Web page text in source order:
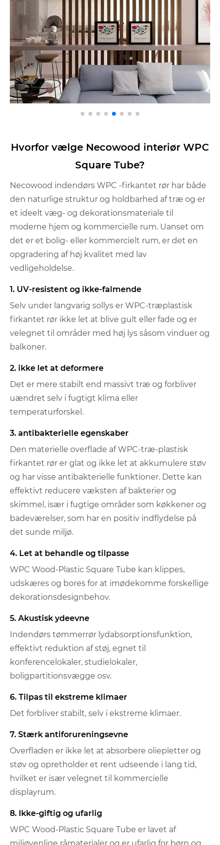
Hvorfor vælge Necowood interiør WPC
Square Tube?
Necowood indendørs WPC -firkantet rør har både
den naturlige struktur og holdbarhed af træ og er
et ideelt væg- og dekorationsmateriale til
moderne hjem og kommercielle rum. Uanset om
det er et bolig- eller kommercielt rum, er det en
opgradering af høj kvalitet med lav
vedligeholdelse.
1. UV-resistent og ikke-falmende
Selv under langvarig sollys er WPC-træplastisk
firkantet rør ikke let at blive gult eller fade og er
velegnet til områder med høj lys såsom vinduer og
balkoner.
2. ikke let at deformere
Det er mere stabilt end massivt træ og forbliver
uændret selv i fugtigt klima eller
temperaturforskel.
3. antibakterielle egenskaber
Den materielle overflade af WPC-træ-plastisk
firkantet rør er glat og ikke let at akkumulere støv
og har visse antibakterielle funktioner. Dette kan
effektivt reducere væksten af ​​bakterier og
skimmel, især i fugtige områder som køkkener og
badeværelser, som har en positiv indflydelse på
det sunde miljø.
4. Let at behandle og tilpasse
WPC Wood-Plastic Square Tube kan klippes,
udskæres og bores for at imødekomme forskellige
dekorationsdesignbehov.
5. Akustisk ydeevne
Indendørs tømmerrør lydabsorptionsfunktion,
effektivt reduktion af støj, egnet til
konferencelokaler, studielokaler,
boligpartitionsvægge osv.
6. Tilpas til ekstreme klimaer
Det forbliver stabilt, selv i ekstreme klimaer.
7. Stærk antiforureningsevne
Overfladen er ikke let at absorbere oliepletter og
støv og opretholder et rent udseende i lang tid,
hvilket er især velegnet til kommercielle
displayrum.
8. Ikke-giftig og ufarlig
WPC Wood-Plastic Square Tube er lavet af